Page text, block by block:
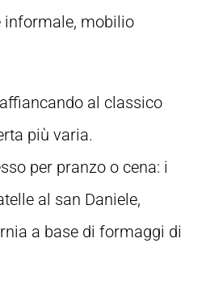
informale, mobilio
affiancando al classico
più varia.
per pranzo o cena: i
al san Daniele,
a base di formaggi di